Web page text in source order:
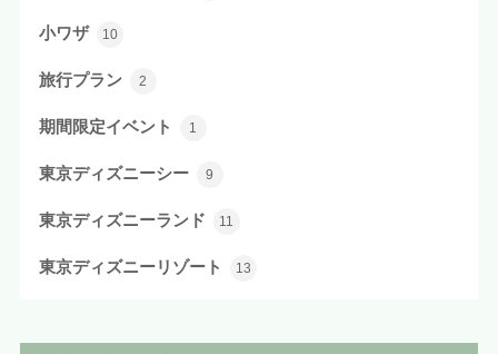
小ワザ 10
旅行プラン 2
期間限定イベント 1
東京ディズニーシー 9
東京ディズニーランド 11
東京ディズニーリゾート 13